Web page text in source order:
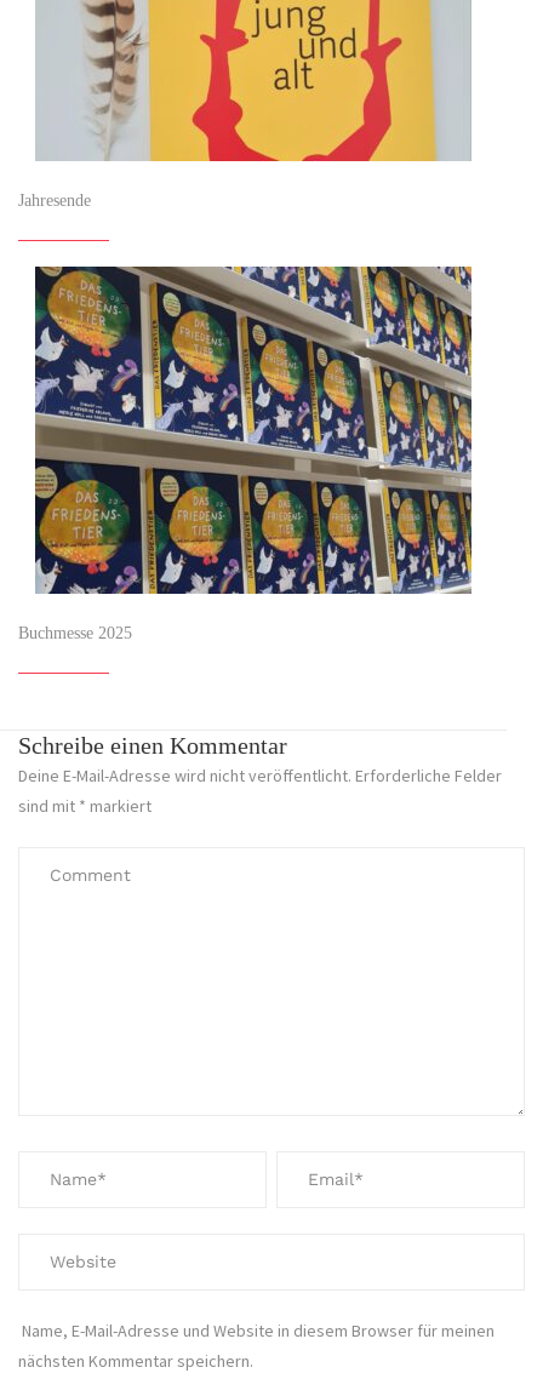
Jahresende
Buchmesse 2025
Schreibe einen Kommentar
Deine E-Mail-Adresse wird nicht veröffentlicht. Erforderliche Felder
sind mit * markiert
Name, E-Mail-Adresse und Website in diesem Browser für meinen
nächsten Kommentar speichern.